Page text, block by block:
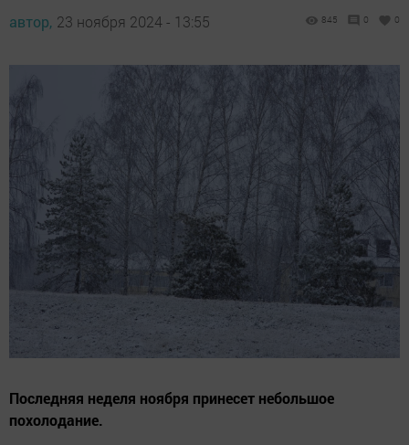
автор, 23 ноября 2024 - 13:55 845 0 0
Последняя неделя ноября принесет небольшое
похолодание.